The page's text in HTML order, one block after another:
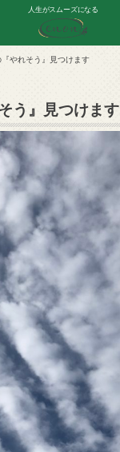
人生がスムーズになる
『やれそう』見つけます
う』見つけます